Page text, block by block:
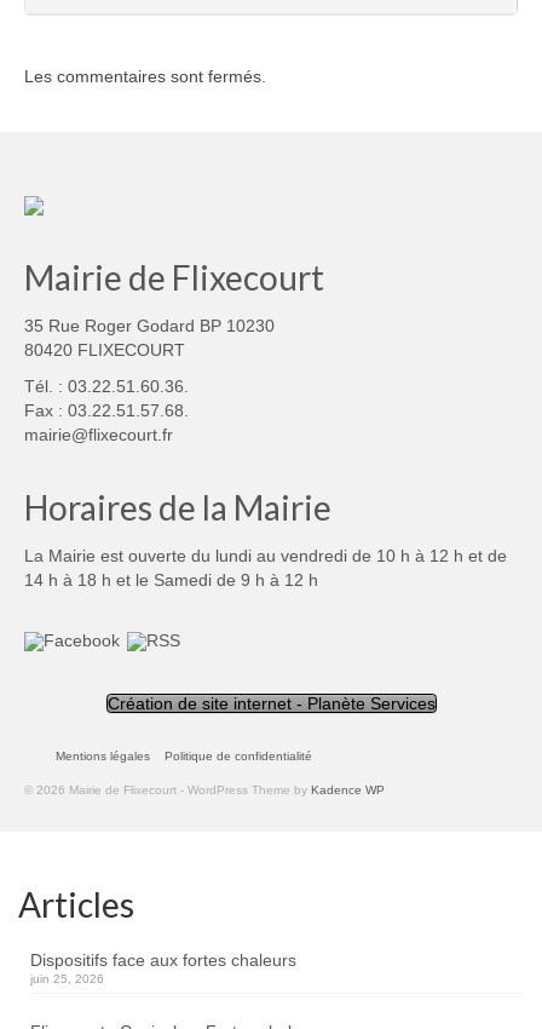
Les commentaires sont fermés.
Mairie de Flixecourt
35 Rue Roger Godard BP 10230
80420 FLIXECOURT
Tél. : 03.22.51.60.36.
Fax : 03.22.51.57.68.
mairie@flixecourt.fr
Horaires de la Mairie
La Mairie est ouverte du lundi au vendredi de 10 h à 12 h et de
14 h à 18 h et le Samedi de 9 h à 12 h
Création de site internet - Planète Services
Mentions légales Politique de confidentialité
© 2026 Mairie de Flixecourt - WordPress Theme by Kadence WP
Articles
Dispositifs face aux fortes chaleurs
juin 25, 2026